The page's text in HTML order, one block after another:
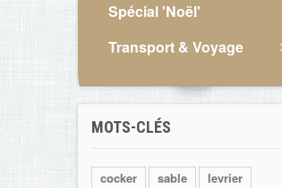
Spécial 'Noël'
Transport & Voyage
MOTS-CLÉS
cocker sable
levrier